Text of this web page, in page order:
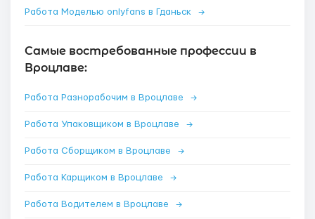
Работа Моделью onlyfans в Гданьск →
Самые востребованные профессии в
Вроцлаве:
Работа Разнорабочим в Вроцлаве →
Работа Упаковщиком в Вроцлаве →
Работа Сборщиком в Вроцлаве →
Работа Карщиком в Вроцлаве →
Работа Водителем в Вроцлаве →